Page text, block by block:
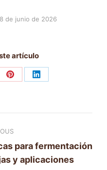
8 de junio de 2026
artículo
Share Share
para fermentación
y aplicaciones